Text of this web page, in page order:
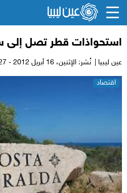
استحواذات قطر تصل إلى
عين ليبيا | نُشر: الإثنين،
اقتصاد